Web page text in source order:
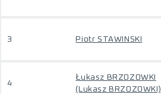
3 Piotr STAWINSKI
4
Łukasz BRZOZOWKI
(Lukasz BRZOZOWKI)